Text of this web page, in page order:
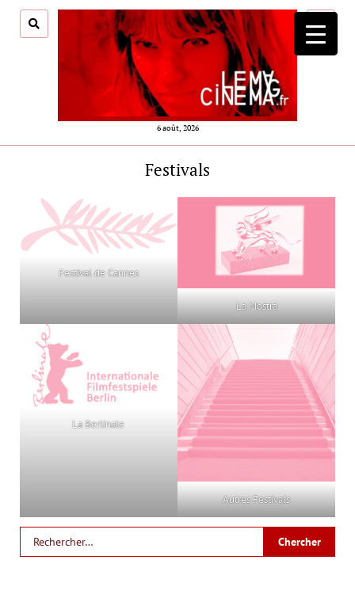
6 août, 2026
menu
Festivals
Festival de Cannes
La Mostra
La Berlinale
Autres Festivals